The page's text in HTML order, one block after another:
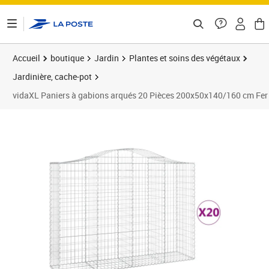
Accueil boutique Jardin
Plantes et soins des végétaux
Jardinière, cache-pot
vidaXL Paniers à gabions arqués 20 Pièces 200x50x140/160 cm